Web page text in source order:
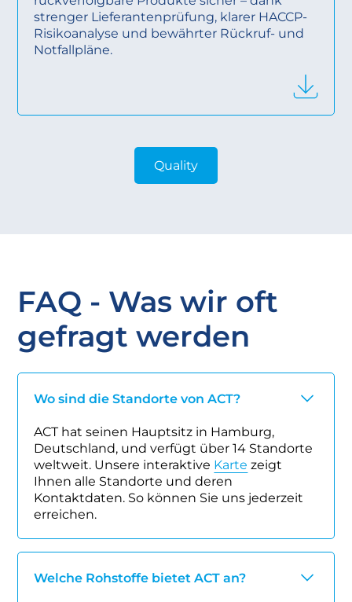
strenger Lieferantenprüfung, klarer HACCP-
Risikoanalyse und bewährter Rückruf- und
Notfallpläne.
Quality
FAQ - Was wir oft
gefragt werden
Wo sind die Standorte von ACT?
ACT hat seinen Hauptsitz in Hamburg,
Deutschland, und verfügt über 14 Standorte
weltweit. Unsere interaktive Karte zeigt
Ihnen alle Standorte und deren
Kontaktdaten. So können Sie uns jederzeit
erreichen.
Welche Rohstoffe bietet ACT an?